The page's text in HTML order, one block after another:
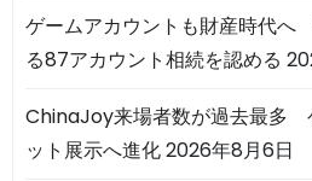
ゲームアカウントも財産時代へ
る87アカウント相続を認める
ChinaJoy来場者数が過去最多
ット展示へ進化2026年8月6日